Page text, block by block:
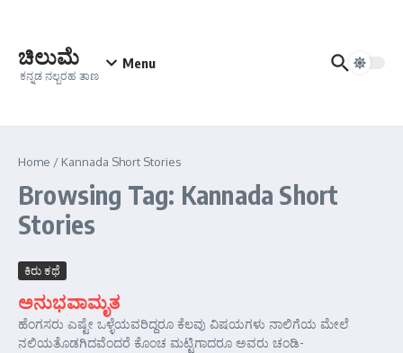
ಚಿಲುಮೆ
ಕನ್ನಡ ನಲ್ಬರಹ ತಾಣ
Menu
Home / Kannada Short Stories
Browsing Tag: Kannada Short
Stories
ಕಿರು ಕಥೆ
ಅನುಭವಾಮೃತ
ಹೆಂಗಸರು ಎಷ್ಟೇ ಒಳ್ಳೆಯವರಿದ್ದರೂ ಕೆಲವು ವಿಷಯಗಳು ನಾಲಿಗೆಯ ಮೇಲೆ
ನಲಿಯತೊಡಗಿದವೆಂದರೆ ಕೊಂಚ ಮಟ್ಟಿಗಾದರೂ ಅವರು ಚಂಡಿ-